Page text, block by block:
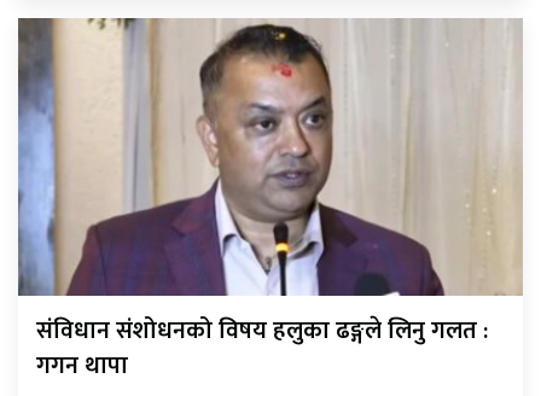
संविधान संशोधनको विषय हलुका ढङ्गले लिनु गलत :
गगन थापा